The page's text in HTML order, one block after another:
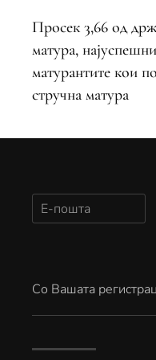
Просек 3,66 од
матура, најуспешни
матурантите кои
стручна матура
Со Вашата